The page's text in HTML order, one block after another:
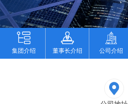
集团介绍 董事长介绍 公司介绍